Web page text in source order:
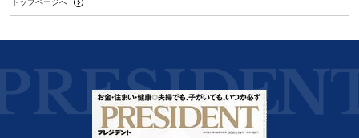
トップページへ